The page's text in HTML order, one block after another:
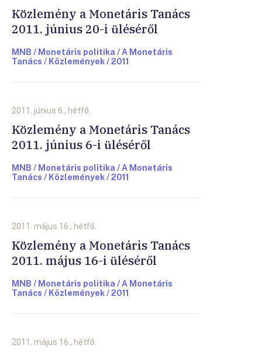
Közlemény a Monetáris Tanács
2011. június 20-i üléséről
MNB / Monetáris politika / A Monetáris
Tanács / Közlemények / 2011
2011. június 6., hétfő.
Közlemény a Monetáris Tanács
2011. június 6-i üléséről
MNB / Monetáris politika / A Monetáris
Tanács / Közlemények / 2011
2011. május 16., hétfő.
Közlemény a Monetáris Tanács
2011. május 16-i üléséről
MNB / Monetáris politika / A Monetáris
Tanács / Közlemények / 2011
2011. május 16., hétfő.